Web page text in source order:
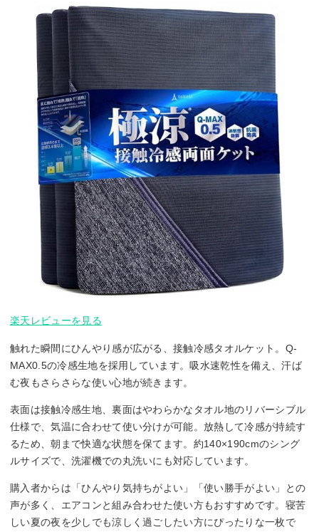
楽天レビューを見る
触れた瞬間にひんやり感が広がる、接触冷感タオルケット。Q-
MAX0.5の冷感生地を採用しています。吸水速乾性を備え、汗ば
む夜もさらさらな使い心地が続きます。
表面は接触冷感生地、裏面はやわらかなタオル地のリバーシブル
仕様で、気温に合わせて使い分けが可能。放熱して冷感が持続す
るため、朝まで快適な状態を保てます。約140×190cmのシング
ルサイズで、洗濯機での丸洗いにも対応しています。
購入者からは「ひんやり気持ちがよい」「使い勝手がよい」との
声が多く、エアコンと組み合わせた使い方もおすすめです。寝苦
しい夏の夜を少しでも涼しく過ごしたい方にぴったりな一枚で